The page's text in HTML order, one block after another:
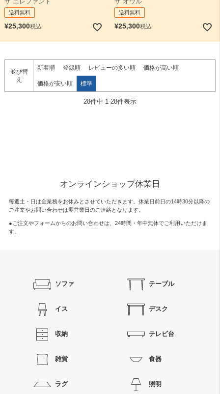
ザ エレファント
送料無料
¥25,300税込
ザ オウル
送料無料
¥25,300税込
並び替
え
新着順 登録順 レビューの多い順 価格が高い順
価格が安い順 標準
28件中 1-28件表示
オンラインショップ休業日
毎週土・日は全業務をお休みとさせていただきます。休業日前日の14時30分以降の
ご注文やお問い合わせは翌営業日のご連絡となります。
●ご注文やフォームからのお問い合わせは、 24時間・年中無休でご利用いただけま
す。
ソファ テーブル
イス デスク
収納 テレビ台
雑貨 食器
ラグ 照明